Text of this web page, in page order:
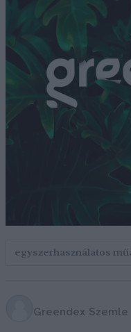
egyszerhasználatos
Greendex Szemle